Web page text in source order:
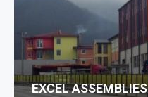
EXCEL